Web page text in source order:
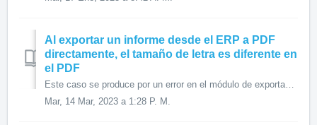
Al exportar un informe desde el ERP a PDF
directamente, el tamaño de letra es diferente en
el PDF
Este caso se produce por un error en el módulo de exportación a PDF que trae Crystal Reports. Para solventar este caso tenemos que realizar el siguiente p...
Mar, 14 Mar, 2023 a 1:28 P. M.